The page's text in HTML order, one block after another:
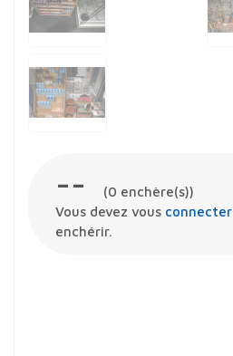
-- (0 enchère(s))
Vous devez vous connecter
enchérir.